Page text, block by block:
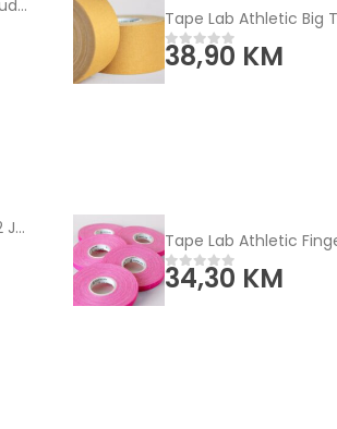
IPPONGEAR Future 2 Judo kimono plavi
IPPONGEAR Beginner 2 Judo kimono plavi
0od 5
38,90 KM
0od 5
34,30 KM